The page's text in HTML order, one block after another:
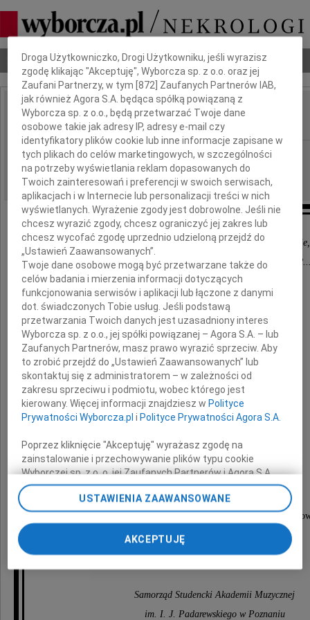
Nekrologi Odeszli Poradnik pogrzebowy
IMIĘ I NAZWISKO: Anna Dragan
REGION: Poznań
DATA EMISJI: 29.12.2009
"...Co nam inszego czynić, jedno płakać smutnie,
Powieszawszy po wierzbach niepotrzebne
Psalm 137
Wstrząsem była dla nas informacja o śmierci
dr Anny Dragan
Niech świat dobra, piękna i prawdy, w który nas
okaże się dla Niej lepszym światem.
Samorząd Studencki Akademii Muzycznej
im. I. J. Padarewskiego w Poznaniu
Dbamy o Twoją prywatność
Droga Użytkowniczko, Drogi Użytkowniku, jeśli wyrazisz
zgodę klikając "Akceptuję", Wyborcza sp. z o.o. oraz jej
Zaufani Partnerzy, w tym [872 ] Zaufanych Partnerów IAB,
jak również Agora S.A. będąca spółką powiązaną z
Wyborcza sp. z o.o., będą przetwarzać Twoje dane
osobowe takie jak adresy IP, adresy e-mail czy
identyfikatory plików cookie lub inne informacje zapisane w
tych plikach do celów marketingowych, w szczególności
na potrzeby wyświetlania reklam dopasowanych do
Twoich zainteresowań i preferencji w swoich serwisach,
aplikacjach i w Internecie lub personalizacji treści w nich
wyświetlanych. Wyrażenie zgody jest dobrowolne. Jeśli nie
chcesz wyrazić zgody, chcesz ograniczyć jej zakres lub
chcesz wycofać zgodę uprzednio udzieloną przejdź do
„Ustawień Zaawansowanych”.
Twoje dane osobowe mogą być przetwarzane także do
celów badania i mierzenia informacji dotyczących
funkcjonowania serwisów i aplikacji lub łączone z danymi
dot. świadczonych Tobie usług. Jeśli podstawą
przetwarzania Twoich danych jest uzasadniony interes
Wyborcza sp. z o.o., jej spółki powiązanej – Agora S.A. – lub
Zaufanych Partnerów, masz prawo wyrazić sprzeciw. Aby
to zrobić przejdź do „Ustawień Zaawansowanych” lub
skontaktuj się z administratorem – w zależności od
zakresu sprzeciwu i podmiotu, wobec którego jest
kierowany. Więcej informacji znajdziesz w Polityce
Prywatności Wyborcza.pl i Polityce Prywatności Agora S.A.
Poprzez kliknięcie "Akceptuję" wyrażasz zgodę na
zainstalowanie i przechowywanie plików typu cookie
Wyborczej sp. z o. o. jej Zaufanych Partnerów i Agora S.A.
na Twoim urządzeniu końcowym. Możesz też w każdej
chwili zmienić swoje preferencje dot. plików cookie,
ponownie wywołując narzędzie do zarządzania Twoimi
preferencjami dot. przetwarzania danych poprzez
odnośnik „Ustawienia prywatności” w stopce serwisu i
przechodząc do sekcji „Ustawienia zaawansowane”.
Zmiana ustawień plików cookie możliwa jest także za
My, nasi Zaufani Partnerzy i Agora S.A. możemy
USTAWIENIA ZAAWANSOWANE
AKCEPTUJĘ